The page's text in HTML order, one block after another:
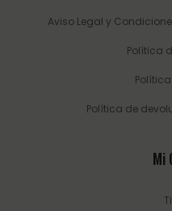
Aviso Legal y
Política
Política de
Mi